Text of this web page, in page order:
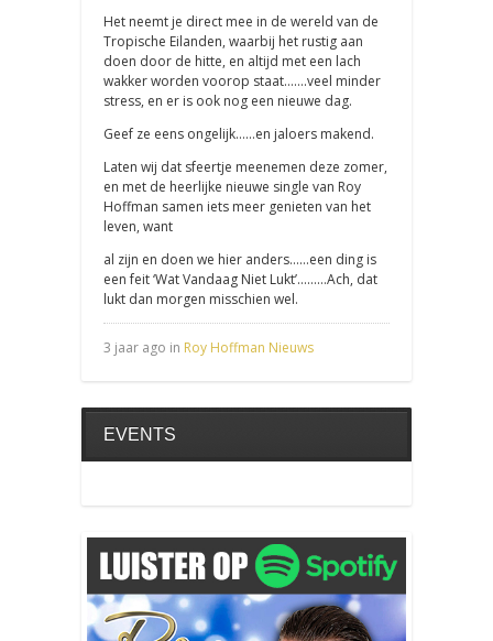
Het neemt je direct mee in de wereld van de
Tropische Eilanden, waarbij het rustig aan
doen door de hitte, en altijd met een lach
wakker worden voorop staat…….veel minder
stress, en er is ook nog een nieuwe dag.
Geef ze eens ongelijk……en jaloers makend.
Laten wij dat sfeertje meenemen deze zomer,
en met de heerlijke nieuwe single van Roy
Hoffman samen iets meer genieten van het
leven, want
al zijn en doen we hier anders……een ding is
een feit ‘Wat Vandaag Niet Lukt’………Ach, dat
lukt dan morgen misschien wel.
3 jaar ago in Roy Hoffman Nieuws
EVENTS